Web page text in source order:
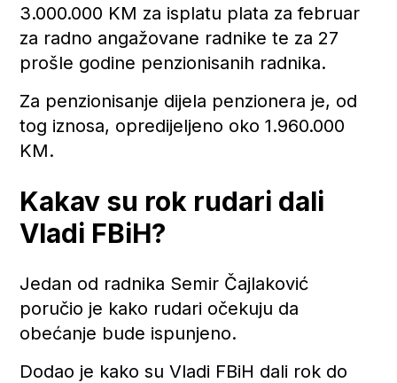
3.000.000 KM za isplatu plata za februar
za radno angažovane radnike te za 27
prošle godine penzionisanih radnika.
Za penzionisanje dijela penzionera je, od
tog iznosa, opredijeljeno oko 1.960.000
KM.
Kakav su rok rudari dali
Vladi FBiH?
Jedan od radnika Semir Čajlaković
poručio je kako rudari očekuju da
obećanje bude ispunjeno.
Dodao je kako su Vladi FBiH dali rok do